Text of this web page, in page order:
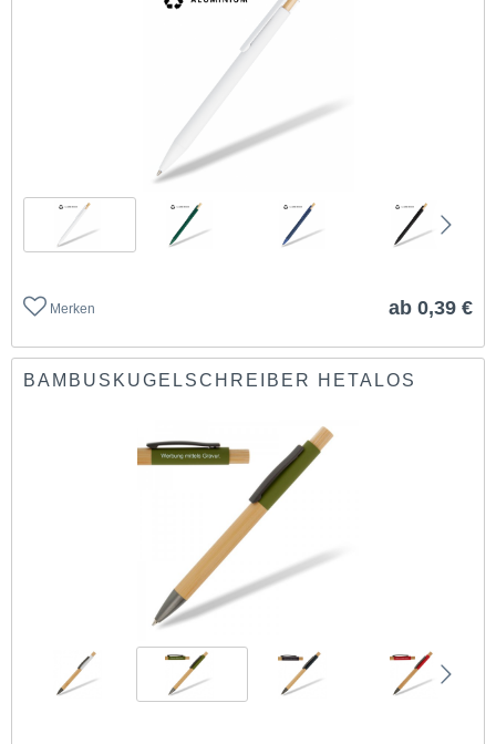
Merken ab 0,39 €
BAMBUSKUGELSCHREIBER HETALOS